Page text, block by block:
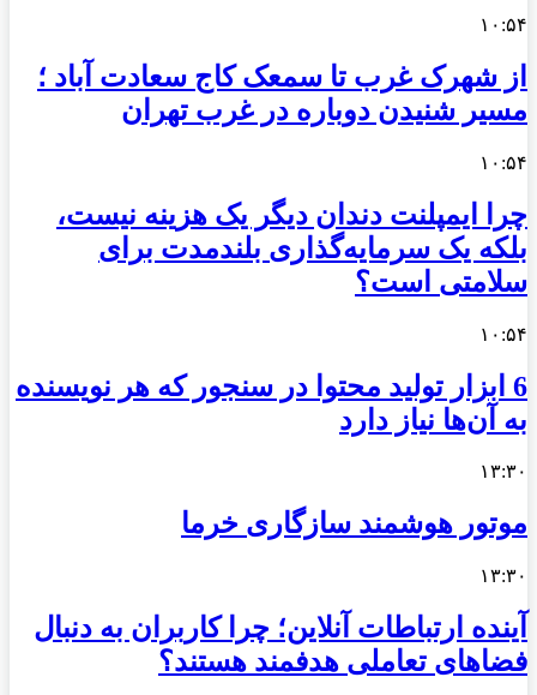
۱۰:۵۴
از شهرک غرب تا سمعک کاج سعادت آباد ؛
مسیر شنیدن دوباره در غرب تهران
۱۰:۵۴
چرا ایمپلنت دندان دیگر یک هزینه نیست،
بلکه یک سرمایه‌گذاری بلندمدت برای
سلامتی است؟
۱۰:۵۴
6 ابزار تولید محتوا در سنجور که هر نویسنده
به آن‌ها نیاز دارد
۱۳:۳۰
موتور هوشمند سازگاری خرما
۱۳:۳۰
آینده ارتباطات آنلاین؛ چرا کاربران به دنبال
فضاهای تعاملی هدفمند هستند؟